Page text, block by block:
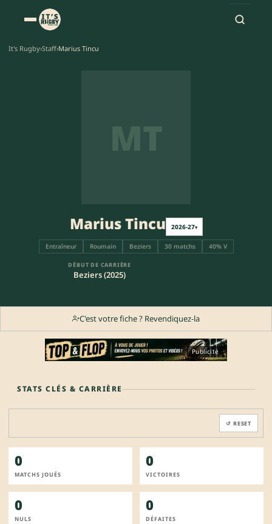
It's Rugby›Staff›Marius Tincu
MT
Marius Tincu 2026-27▾
Entraîneur Roumain Beziers 30 matchs 40% V
DÉBUT DE CARRIÈRE
Beziers (2025)
C'est votre fiche ? Revendiquez-la
Publicité
STATS CLÉS & CARRIÈRE
↺ RESET
0
MATCHS JOUÉS
0
VICTOIRES
0
NULS
0
DÉFAITES